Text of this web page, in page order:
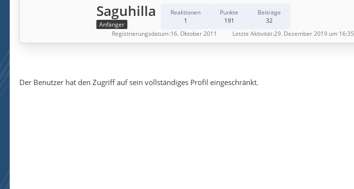
Saguhilla
Anfänger
Reaktionen
1
Punkte
191
Beiträge
32
Registrierungsdatum 16. Oktober 2011 Letzte Aktivität 29. Dezember 2019 um 16:35
Der Benutzer hat den Zugriff auf sein vollständiges Profil eingeschränkt.